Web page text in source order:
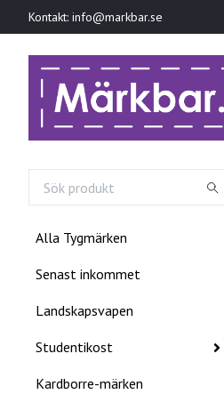
Kontakt: info@markbar.se
Alla Tygmärken
Senast inkommet
Landskapsvapen
Studentikost
Kardborre-märken